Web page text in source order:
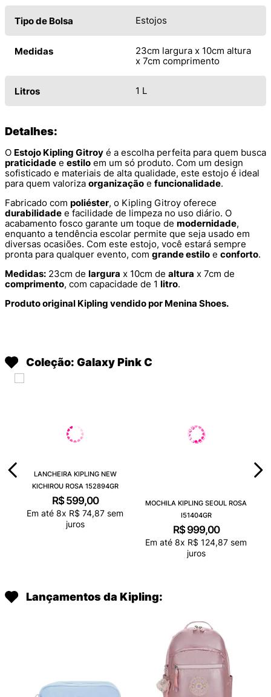
Tipo de Bolsa Estojos
Medidas
23cm largura x 10cm altura
x 7cm comprimento
Litros 1 L
Detalhes:
O Estojo Kipling Gitroy é a escolha perfeita para quem busca
praticidade e estilo em um só produto. Com um design
sofisticado e materiais de alta qualidade, este estojo é ideal
para quem valoriza organização e funcionalidade.
Fabricado com poliéster, o Kipling Gitroy oferece
durabilidade e facilidade de limpeza no uso diário. O
acabamento fosco garante um toque de modernidade,
enquanto a tendência escolar permite que seja usado em
diversas ocasiões. Com este estojo, você estará sempre
pronta para qualquer evento, com grande estilo e conforto.
Medidas: 23cm de largura x 10cm de altura x 7cm de
comprimento, com capacidade de 1 litro.
Produto original Kipling vendido por Menina Shoes.
Coleção: Galaxy Pink C
LANCHEIRA KIPLING NEW
KICHIROU ROSA 152894GR
R$ 599,00
Em até 8x R$ 74,87 sem
juros
MOCHILA KIPLING SEOUL ROSA
I51404GR
R$ 999,00
Em até 8x R$ 124,87 sem
juros
Lançamentos da Kipling: